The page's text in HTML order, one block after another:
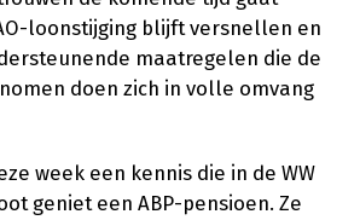
loonstijging blijft versnellen en
maatregelen die de
doen zich in volle omvang
week een kennis die in de WW
geniet een ABP-pensioen. Ze